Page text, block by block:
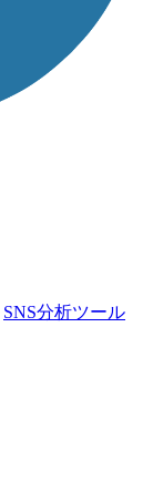
SNS分析ツール